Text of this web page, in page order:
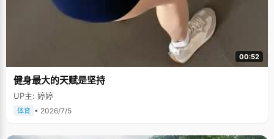
00:52
健身最大的天赋是坚持
UP主: 婷婷
体育 • 2026/7/5